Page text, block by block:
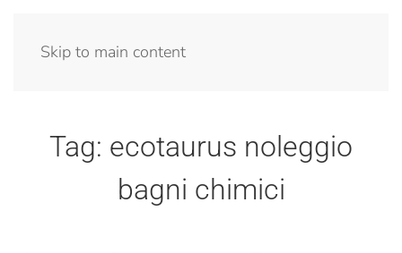
Skip to main content
Tag: ecotaurus noleggio
bagni chimici